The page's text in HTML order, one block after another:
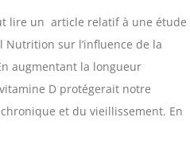
lire un article relatif à une étude
Nutrition sur l’influence de la
augmentant la longueur
D protégerait notre
et du vieillissement. En